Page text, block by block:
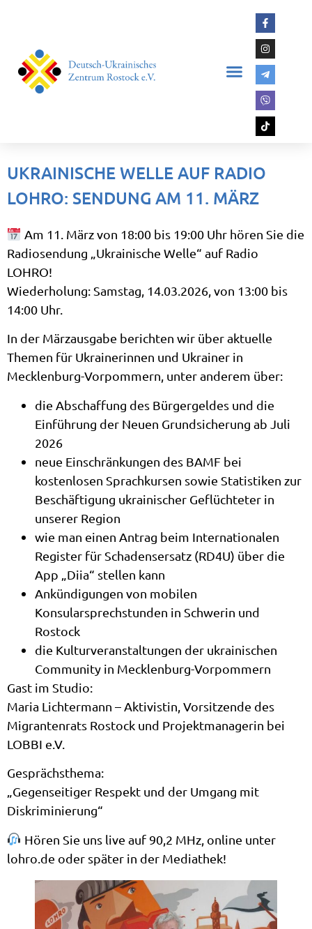
UKRAINISCHE WELLE AUF RADIO
LOHRO: SENDUNG AM 11. MÄRZ
Am 11. März von 18:00 bis 19:00 Uhr hören Sie die
Radiosendung „Ukrainische Welle“ auf Radio
LOHRO!
Wiederholung: Samstag, 14.03.2026, von 13:00 bis
14:00 Uhr.
In der Märzausgabe berichten wir über aktuelle
Themen für Ukrainerinnen und Ukrainer in
Mecklenburg-Vorpommern, unter anderem über:
die Abschaffung des Bürgergeldes und die
Einführung der Neuen Grundsicherung ab Juli
2026
neue Einschränkungen des BAMF bei
kostenlosen Sprachkursen sowie Statistiken zur
Beschäftigung ukrainischer Geflüchteter in
unserer Region
wie man einen Antrag beim Internationalen
Register für Schadensersatz (RD4U) über die
App „Diia“ stellen kann
Ankündigungen von mobilen
Konsularsprechstunden in Schwerin und
Rostock
die Kulturveranstaltungen der ukrainischen
Community in Mecklenburg-Vorpommern
Gast im Studio:
Maria Lichtermann – Aktivistin, Vorsitzende des
Migrantenrats Rostock und Projektmanagerin bei
LOBBI e.V.
Gesprächsthema:
„Gegenseitiger Respekt und der Umgang mit
Diskriminierung“
Hören Sie uns live auf 90,2 MHz, online unter
lohro.de oder später in der Mediathek!